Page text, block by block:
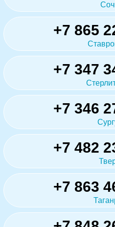
+7 865
+7 347
+7 346
+7 482
+7 863